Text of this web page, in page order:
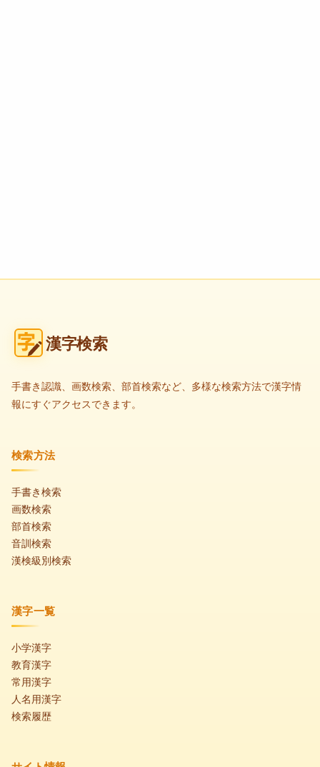
漢字検索
手書き認識、画数検索、部首検索など、多様な検索方法で漢字情
報にすぐアクセスできます。
検索方法
手書き検索
画数検索
部首検索
音訓検索
漢検級別検索
漢字一覧
小学漢字
教育漢字
常用漢字
人名用漢字
検索履歴